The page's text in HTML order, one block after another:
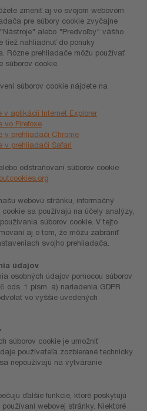
zmeniť aj vo svojom webovom
pre súbory cookie zvyčajne
alebo "Predvoľby" vášho
tiež nahliadnuť do ponuky
Rôzne prehliadače môžu používať
súborov cookie.
súborov cookie nájdete na
v aplikácii Internet Explorer
vo Firefoxe
v prehliadači Chrome
v prehliadači Safari
odstraňovaní súborov cookie
webovú stránku, informačný
sa používajú na účely analýzy,
súborov cookie. V tejto
aj o tom, že môžu zabrániť
svojho prehliadača.
údajov
osobných údajov pomocou súborov
ods. 1 písm. a) nariadenia GDPR.
vo vyššie uvedených
súborov cookie je umožniť
používateľa zozbierané technicky
nepoužívajú na vytváranie
ďalšie funkcie, ktoré poskytujú
webovej stránky. Niektoré